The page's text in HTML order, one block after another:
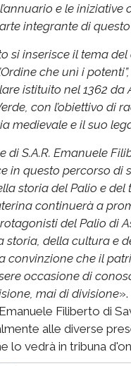
e le iniziative
integrante di
si inserisce il tema
che unì i
istituito nel 1362 da
con l’obiettivo di
medievale e il suo
di S.A.R. Emanuele
in questo percorso di
storia del Palio e del
continuerà a
del Palio di
storia, della cultura e
convinzione che il
occasione di
mai di divisione».
Filiberto di
alle diverse
lo vedrà in tribuna